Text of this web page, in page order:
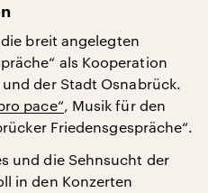
breit angelegten
als Kooperation
der Stadt Osnabrück.
pace“, Musik für den
Friedensgespräche“.
und die Sehnsucht der
in den Konzerten